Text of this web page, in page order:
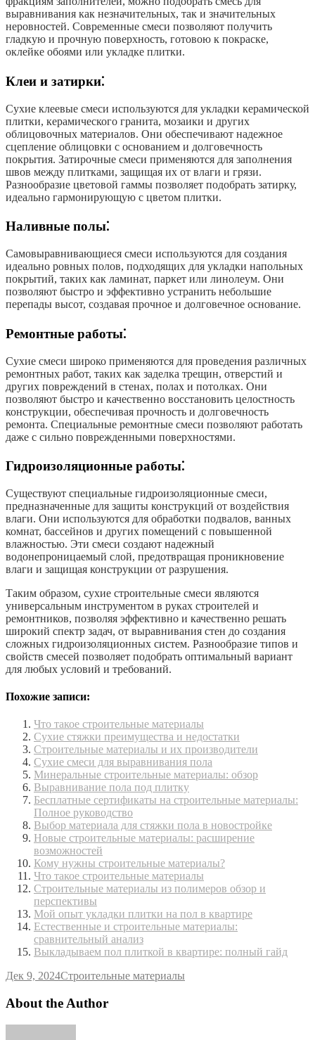
выравнивания как незначительных, так и значительных
неровностей. Современные смеси позволяют получить
гладкую и прочную поверхность, готовою к покраске,
оклейке обоями или укладке плитки.
Клеи и затирки⁚
Сухие клеевые смеси используются для укладки керамической
плитки, керамического гранита, мозаики и других
облицовочных материалов. Они обеспечивают надежное
сцепление облицовки с основанием и долговечность
покрытия. Затирочные смеси применяются для заполнения
швов между плитками, защищая их от влаги и грязи.
Разнообразие цветовой гаммы позволяет подобрать затирку,
идеально гармонирующую с цветом плитки.
Наливные полы⁚
Самовыравнивающиеся смеси используются для создания
идеально ровных полов, подходящих для укладки напольных
покрытий, таких как ламинат, паркет или линолеум. Они
позволяют быстро и эффективно устранить небольшие
перепады высот, создавая прочное и долговечное основание.
Ремонтные работы⁚
Сухие смеси широко применяются для проведения различных
ремонтных работ, таких как заделка трещин, отверстий и
других повреждений в стенах, полах и потолках. Они
позволяют быстро и качественно восстановить целостность
конструкции, обеспечивая прочность и долговечность
ремонта. Специальные ремонтные смеси позволяют работать
даже с сильно поврежденными поверхностями.
Гидроизоляционные работы⁚
Существуют специальные гидроизоляционные смеси,
предназначенные для защиты конструкций от воздействия
влаги. Они используются для обработки подвалов, ванных
комнат, бассейнов и других помещений с повышенной
влажностью. Эти смеси создают надежный
водонепроницаемый слой, предотвращая проникновение
влаги и защищая конструкции от разрушения.
Таким образом, сухие строительные смеси являются
универсальным инструментом в руках строителей и
ремонтников, позволяя эффективно и качественно решать
широкий спектр задач, от выравнивания стен до создания
сложных гидроизоляционных систем. Разнообразие типов и
свойств смесей позволяет подобрать оптимальный вариант
для любых условий и требований.
Похожие записи:
Что такое строительные материалы
Сухие стяжки преимущества и недостатки
Строительные материалы и их производители
Сухие смеси для выравнивания пола
Минеральные строительные материалы: обзор
Выравнивание пола под плитку
Бесплатные сертификаты на строительные материалы:
Полное руководство
Выбор материала для стяжки пола в новостройке
Новые строительные материалы: расширение
возможностей
Кому нужны строительные материалы?
Что такое строительные материалы
Строительные материалы из полимеров обзор и
перспективы
Мой опыт укладки плитки на пол в квартире
Естественные и строительные материалы:
сравнительный анализ
Выкладываем пол плиткой в квартире: полный гайд
Дек 9, 2024Строительные материалы
About the Author